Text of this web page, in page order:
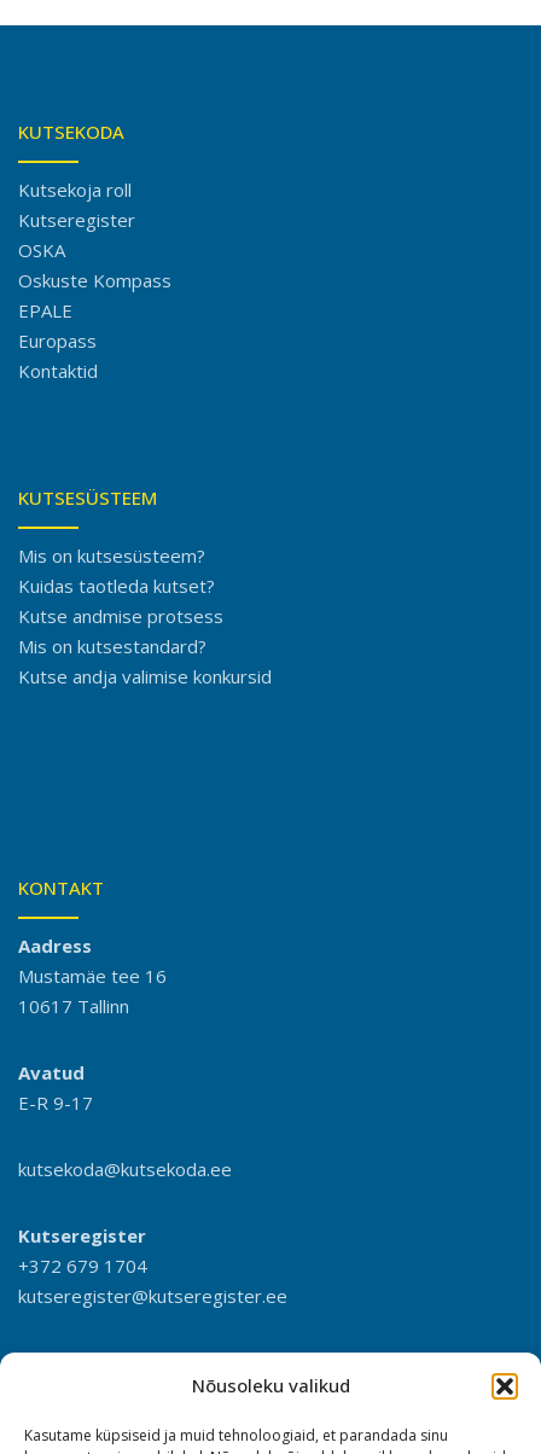
Nõusoleku valikud
Kasutame küpsiseid ja muid tehnoloogiaid, et parandada sinu
KUTSEKODA
Kutsekoja roll
Kutseregister
OSKA
Oskuste Kompass
EPALE
Europass
Kontaktid
KUTSESÜSTEEM
Mis on kutsesüsteem?
Kuidas taotleda kutset?
Kutse andmise protsess
Mis on kutsestandard?
Kutse andja valimise konkursid
KONTAKT
Aadress
Mustamäe tee 16
10617 Tallinn
Avatud
E-R 9-17
kutsekoda@kutsekoda.ee
Kutseregister
+372 679 1704
kutseregister@kutseregister.ee